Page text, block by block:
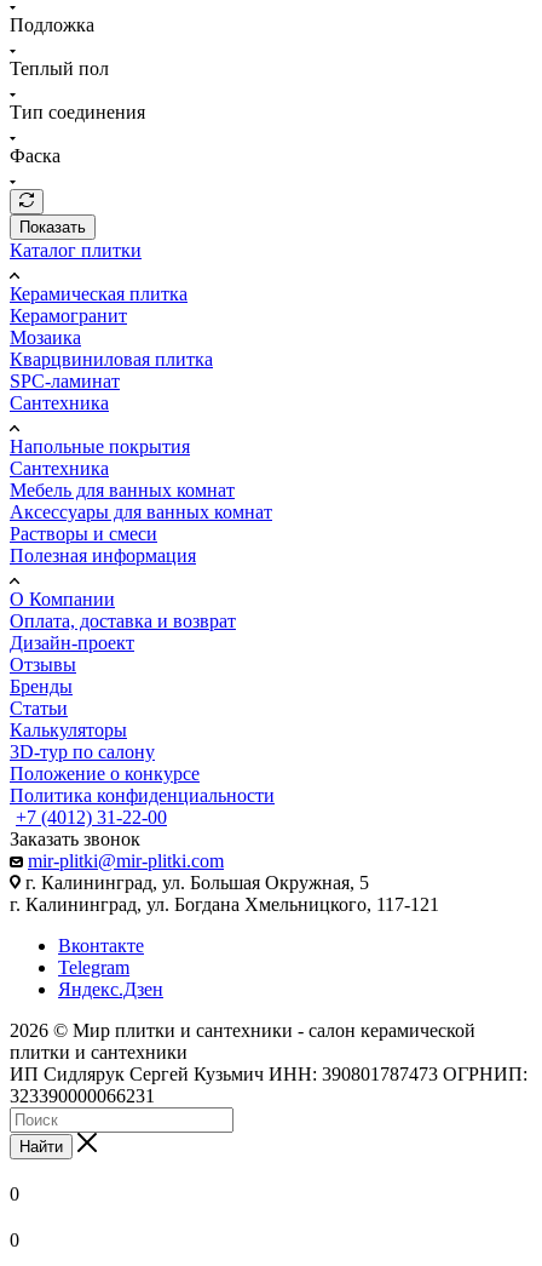
Подложка
Теплый пол
Тип соединения
Фаска
Показать
Каталог плитки
Керамическая плитка
Керамогранит
Мозаика
Кварцвиниловая плитка
SPC-ламинат
Сантехника
Напольные покрытия
Сантехника
Мебель для ванных комнат
Аксессуары для ванных комнат
Растворы и смеси
Полезная информация
О Компании
Оплата, доставка и возврат
Дизайн-проект
Отзывы
Бренды
Статьи
Калькуляторы
3D-тур по салону
Положение о конкурсе
Политика конфиденциальности
+7 (4012) 31-22-00
Заказать звонок
mir-plitki@mir-plitki.com
г. Калининград, ул. Большая Окружная, 5
г. Калининград, ул. Богдана Хмельницкого, 117-121
Вконтакте
Telegram
Яндекс.Дзен
2026 © Мир плитки и сантехники - салон керамической
плитки и сантехники
ИП Сидлярук Сергей Кузьмич ИНН: 390801787473 ОГРНИП:
323390000066231
Найти
0
0